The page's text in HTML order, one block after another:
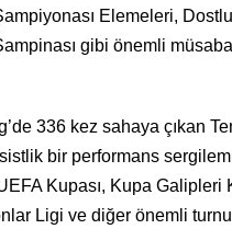
Elemeleri,
gibi önemli
336 kez sahaya çıkan
bir performans
Kupası, Kupa Galipleri
Ligi ve diğer önemli